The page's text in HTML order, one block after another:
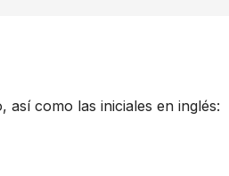
así como las iniciales en inglés: